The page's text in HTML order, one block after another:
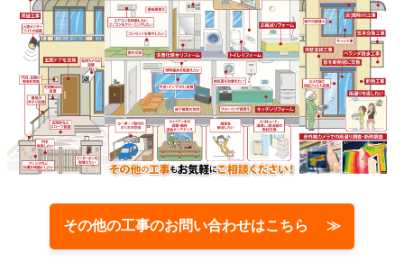
その他の工事のお問い合わせはこちら ≫